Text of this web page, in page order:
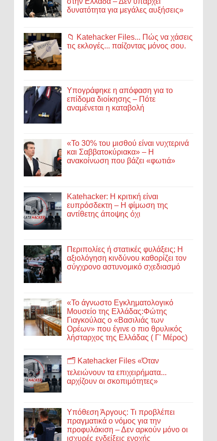
δυνατότητα για μεγάλες αυξήσεις»
📁 Katehacker Files... Πώς να χάσεις
τις εκλογές... παίζοντας μόνος σου.
Υπογράφηκε η απόφαση για το
επίδομα διοίκησης – Πότε
αναμένεται η καταβολή
«Το 30% του μισθού είναι νυχτερινά
και Σαββατοκύριακα» – Η
ανακοίνωση που βάζει «φωτιά»
Katehacker: Η κριτική είναι
ευπρόσδεκτη – Η φίμωση της
αντίθετης άποψης όχι
Περιπολίες ή στατικές φυλάξεις; Η
αξιολόγηση κινδύνου καθορίζει τον
σύγχρονο αστυνομικό σχεδιασμό
«Το άγνωστο Εγκληματολογικό
Μουσείο της Ελλάδας:Φώτης
Γιαγκούλας ο «Βασιλιάς των
Ορέων» που έγινε ο πιο θρυλικός
λήσταρχος της Ελλάδας ( Γ' Μέρος)
🗂️ Katehacker Files «Όταν
τελειώνουν τα επιχειρήματα...
αρχίζουν οι σκοπιμότητες»
Υπόθεση Άργους: Τι προβλέπει
πραγματικά ο νόμος για την
προφυλάκιση – Δεν αρκούν μόνο οι
ισχυρές ενδείξεις ενοχής